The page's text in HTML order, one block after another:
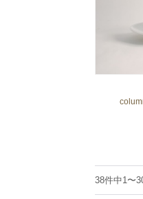
38件中1〜